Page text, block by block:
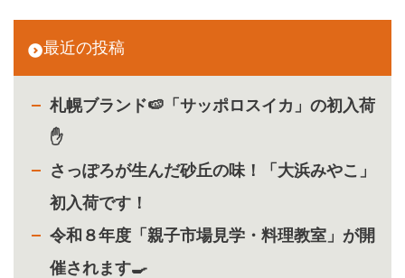
最近の投稿
札幌ブランド🍉「サッポロスイカ」の初入荷
✋
さっぽろが生んだ砂丘の味！「大浜みやこ」
初入荷です！
令和８年度「親子市場見学・料理教室」が開
催されます🍳